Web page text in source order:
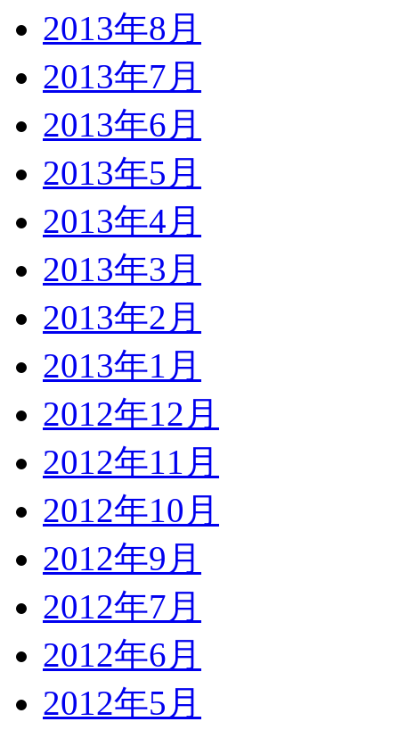
2013年8月
2013年7月
2013年6月
2013年5月
2013年4月
2013年3月
2013年2月
2013年1月
2012年12月
2012年11月
2012年10月
2012年9月
2012年7月
2012年6月
2012年5月